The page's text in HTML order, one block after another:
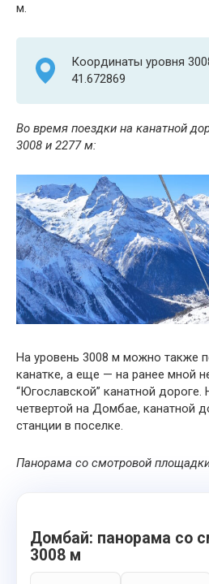
м.
Координаты уровня
41.672869
Во время поездки на канатной
3008 и 2277 м:
На уровень 3008 м можно также
канатке, а еще — на ранее мной
“Югославской” канатной дороге.
четвертой на Домбае, канатной
станции в поселке.
Панорама со смотровой
Домбай: панорама со
3008 м